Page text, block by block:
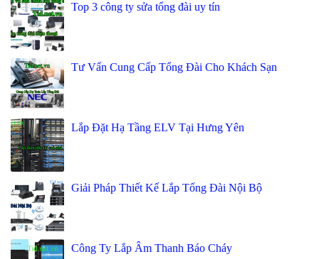
Top 3 công ty sửa tổng đài uy tín
Tư Vấn Cung Cấp Tổng Đài Cho Khách Sạn
Lắp Đặt Hạ Tầng ELV Tại Hưng Yên
Giải Pháp Thiết Kế Lắp Tổng Đài Nội Bộ
Công Ty Lắp Âm Thanh Báo Cháy